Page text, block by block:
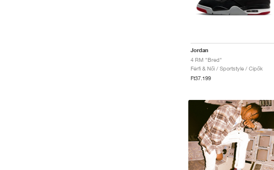
Jordan
4 RM "Bred"
Férfi & Női / Sportstyle / Cipők
Ft37.199